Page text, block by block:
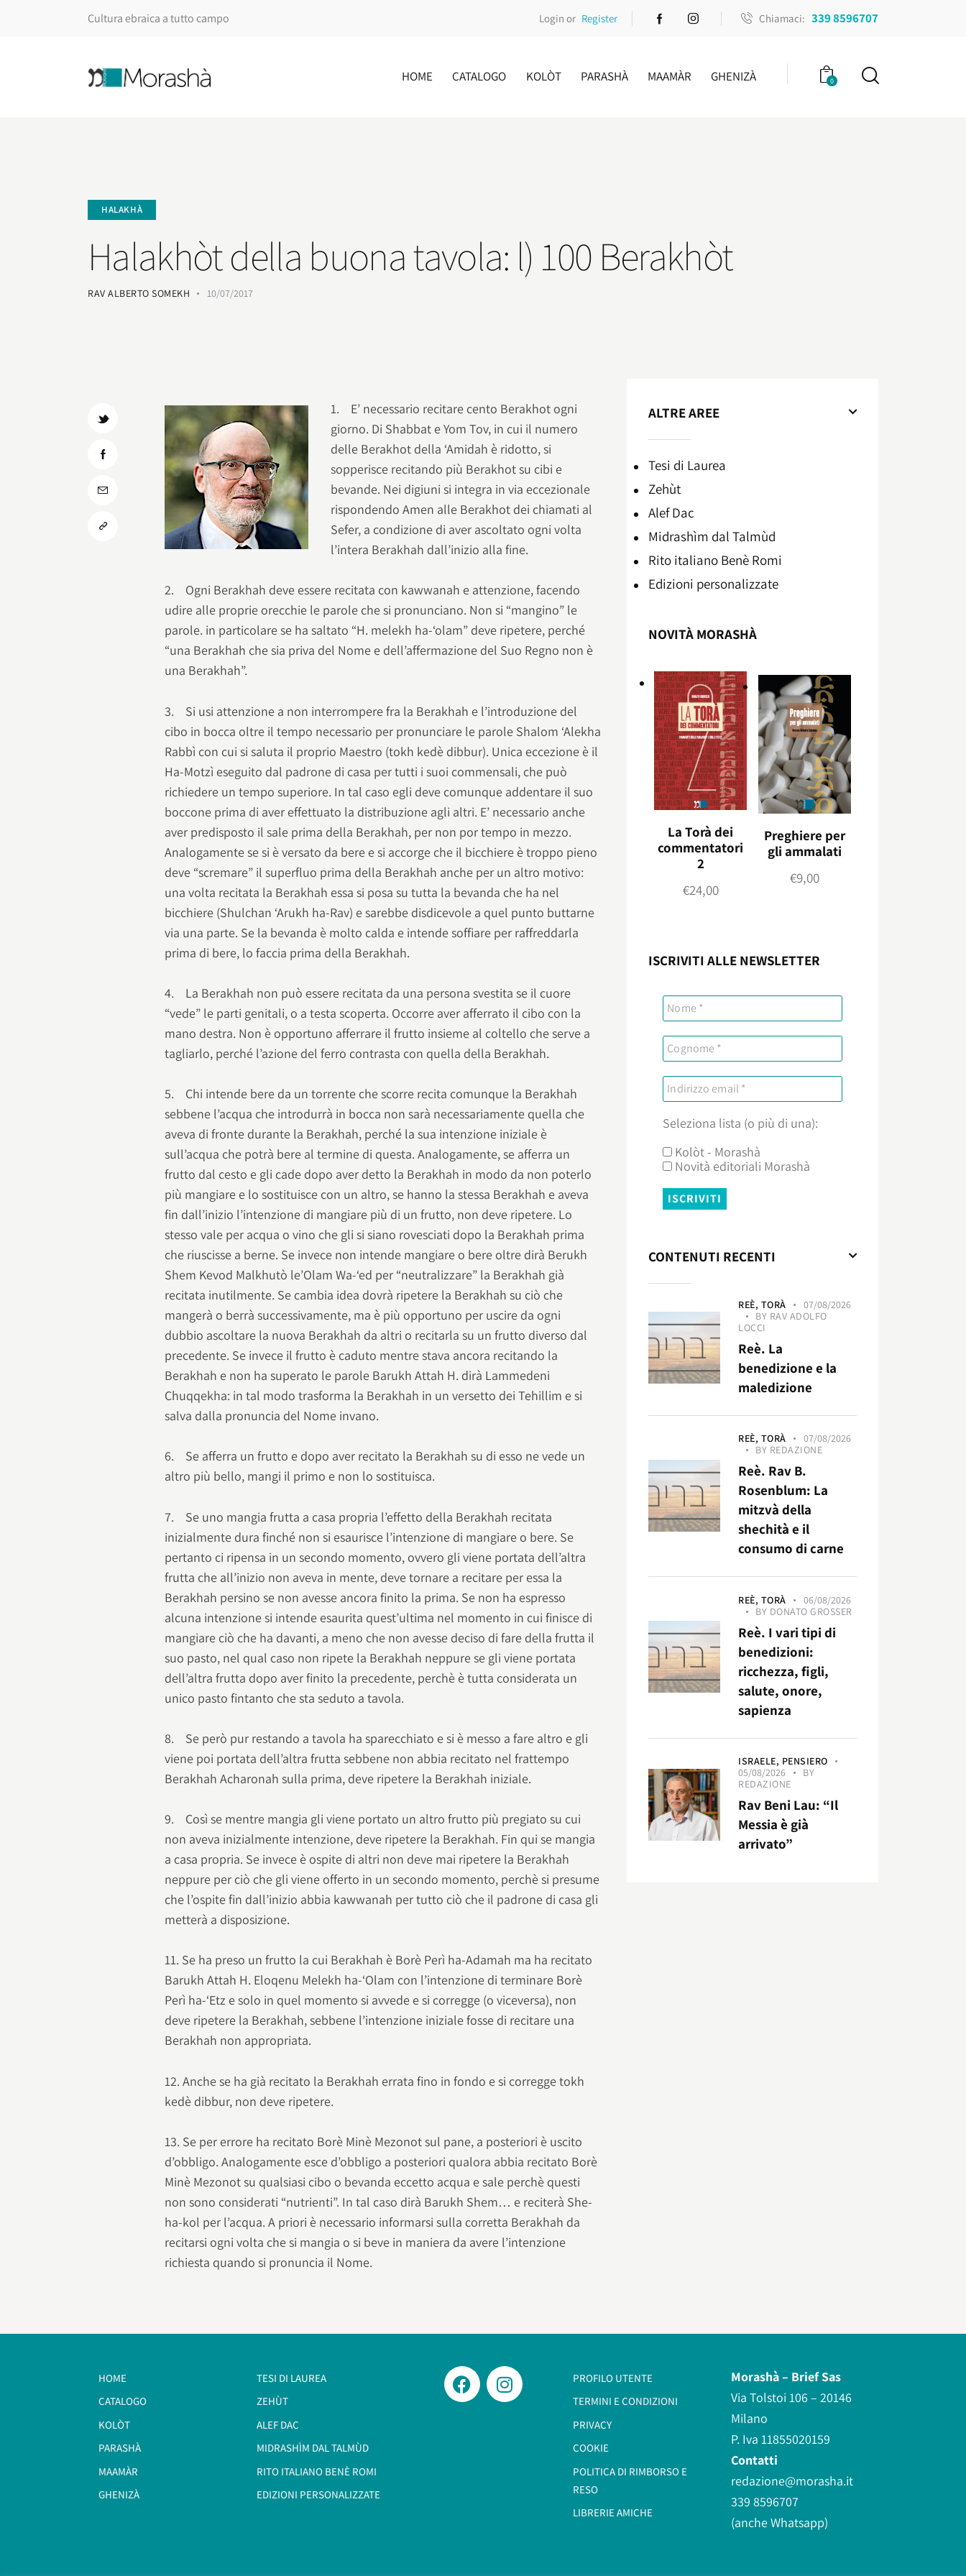
Cultura ebraica a tutto campo Login or Register Chiamaci: 339 8596707
HOME CATALOGO KOLÒT PARASHÀ MAAMÀR GHENIZÀ 0
HALAKHÀ
Halakhòt della buona tavola: l) 100 Berakhòt
RAV ALBERTO SOMEKH 10/07/2017
1. E’ necessario recitare cento Berakhot ogni
giorno. Di Shabbat e Yom Tov, in cui il numero
delle Berakhot della ‘Amidah è ridotto, si
sopperisce recitando più Berakhot su cibi e
bevande. Nei digiuni si integra in via eccezionale
rispondendo Amen alle Berakhot dei chiamati al
Sefer, a condizione di aver ascoltato ogni volta
l’intera Berakhah dall’inizio alla fine.
2. Ogni Berakhah deve essere recitata con kawwanah e attenzione, facendo
udire alle proprie orecchie le parole che si pronunciano. Non si “mangino” le
parole. in particolare se ha saltato “H. melekh ha-‘olam” deve ripetere, perché
“una Berakhah che sia priva del Nome e dell’affermazione del Suo Regno non è
una Berakhah”.
3. Si usi attenzione a non interrompere fra la Berakhah e l’introduzione del
cibo in bocca oltre il tempo necessario per pronunciare le parole Shalom ‘Alekha
Rabbì con cui si saluta il proprio Maestro (tokh kedè dibbur). Unica eccezione è il
Ha-Motzì eseguito dal padrone di casa per tutti i suoi commensali, che può
richiedere un tempo superiore. In tal caso egli deve comunque addentare il suo
boccone prima di aver effettuato la distribuzione agli altri. E’ necessario anche
aver predisposto il sale prima della Berakhah, per non por tempo in mezzo.
Analogamente se si è versato da bere e si accorge che il bicchiere è troppo pieno
deve “scremare” il superfluo prima della Berakhah anche per un altro motivo:
una volta recitata la Berakhah essa si posa su tutta la bevanda che ha nel
bicchiere (Shulchan ‘Arukh ha-Rav) e sarebbe disdicevole a quel punto buttarne
via una parte. Se la bevanda è molto calda e intende soffiare per raffreddarla
prima di bere, lo faccia prima della Berakhah.
4. La Berakhah non può essere recitata da una persona svestita se il cuore
“vede” le parti genitali, o a testa scoperta. Occorre aver afferrato il cibo con la
mano destra. Non è opportuno afferrare il frutto insieme al coltello che serve a
tagliarlo, perché l’azione del ferro contrasta con quella della Berakhah.
5. Chi intende bere da un torrente che scorre recita comunque la Berakhah
sebbene l’acqua che introdurrà in bocca non sarà necessariamente quella che
aveva di fronte durante la Berakhah, perché la sua intenzione iniziale è
sull’acqua che potrà bere al termine di questa. Analogamente, se afferra un
frutto dal cesto e gli cade dopo aver detto la Berakhah in modo da non poterlo
più mangiare e lo sostituisce con un altro, se hanno la stessa Berakhah e aveva
fin dall’inizio l’intenzione di mangiare più di un frutto, non deve ripetere. Lo
stesso vale per acqua o vino che gli si siano rovesciati dopo la Berakhah prima
che riuscisse a berne. Se invece non intende mangiare o bere oltre dirà Berukh
Shem Kevod Malkhutò le’Olam Wa-‘ed per “neutralizzare” la Berakhah già
recitata inutilmente. Se cambia idea dovrà ripetere la Berakhah su ciò che
mangerà o berrà successivamente, ma è più opportuno per uscire da ogni
dubbio ascoltare la nuova Berakhah da altri o recitarla su un frutto diverso dal
precedente. Se invece il frutto è caduto mentre stava ancora recitando la
Berakhah e non ha superato le parole Barukh Attah H. dirà Lammedeni
Chuqqekha: in tal modo trasforma la Berakhah in un versetto dei Tehillim e si
salva dalla pronuncia del Nome invano.
6. Se afferra un frutto e dopo aver recitato la Berakhah su di esso ne vede un
altro più bello, mangi il primo e non lo sostituisca.
7. Se uno mangia frutta a casa propria l’effetto della Berakhah recitata
inizialmente dura finché non si esaurisce l’intenzione di mangiare o bere. Se
pertanto ci ripensa in un secondo momento, ovvero gli viene portata dell’altra
frutta che all’inizio non aveva in mente, deve tornare a recitare per essa la
Berakhah persino se non avesse ancora finito la prima. Se non ha espresso
alcuna intenzione si intende esaurita quest’ultima nel momento in cui finisce di
mangiare ciò che ha davanti, a meno che non avesse deciso di fare della frutta il
suo pasto, nel qual caso non ripete la Berakhah neppure se gli viene portata
dell’altra frutta dopo aver finito la precedente, perchè è tutta considerata un
unico pasto fintanto che sta seduto a tavola.
8. Se però pur restando a tavola ha sparecchiato e si è messo a fare altro e gli
viene poi portata dell’altra frutta sebbene non abbia recitato nel frattempo
Berakhah Acharonah sulla prima, deve ripetere la Berakhah iniziale.
9. Così se mentre mangia gli viene portato un altro frutto più pregiato su cui
non aveva inizialmente intenzione, deve ripetere la Berakhah. Fin qui se mangia
a casa propria. Se invece è ospite di altri non deve mai ripetere la Berakhah
neppure per ciò che gli viene offerto in un secondo momento, perchè si presume
che l’ospite fin dall’inizio abbia kawwanah per tutto ciò che il padrone di casa gli
metterà a disposizione.
11. Se ha preso un frutto la cui Berakhah è Borè Perì ha-Adamah ma ha recitato
Barukh Attah H. Eloqenu Melekh ha-‘Olam con l’intenzione di terminare Borè
Perì ha-‘Etz e solo in quel momento si avvede e si corregge (o viceversa), non
deve ripetere la Berakhah, sebbene l’intenzione iniziale fosse di recitare una
Berakhah non appropriata.
12. Anche se ha già recitato la Berakhah errata fino in fondo e si corregge tokh
kedè dibbur, non deve ripetere.
13. Se per errore ha recitato Borè Minè Mezonot sul pane, a posteriori è uscito
d’obbligo. Analogamente esce d’obbligo a posteriori qualora abbia recitato Borè
Minè Mezonot su qualsiasi cibo o bevanda eccetto acqua e sale perchè questi
non sono considerati “nutrienti”. In tal caso dirà Barukh Shem… e reciterà She-
ha-kol per l’acqua. A priori è necessario informarsi sulla corretta Berakhah da
recitarsi ogni volta che si mangia o si beve in maniera da avere l’intenzione
richiesta quando si pronuncia il Nome.
ALTRE AREE
Tesi di Laurea
Zehùt
Alef Dac
Midrashìm dal Talmùd
Rito italiano Benè Romi​
Edizioni personalizzate
NOVITÀ MORASHÀ
La Torà dei
commentatori
2
€24,00
Preghiere per
gli ammalati
€9,00
ISCRIVITI ALLE NEWSLETTER
Seleziona lista (o più di una):
Kolòt - Morashà
Novità editoriali Morashà
CONTENUTI RECENTI
REÈ, TORÀ
07/08/2026
BY RAV ADOLFO
LOCCI
Reè. La
benedizione e la
maledizione
REÈ, TORÀ
07/08/2026
BY REDAZIONE
Reè. Rav B.
Rosenblum: La
mitzvà della
shechità e il
consumo di carne
REÈ, TORÀ
06/08/2026
BY DONATO GROSSER
Reè. I vari tipi di
benedizioni:
ricchezza, figli,
salute, onore,
sapienza
ISRAELE, PENSIERO
05/08/2026
BY
REDAZIONE
Rav Beni Lau: “Il
Messia è già
arrivato”
HOME
CATALOGO
KOLÒT
PARASHÀ
MAAMÀR
GHENIZÀ
TESI DI LAUREA
ZEHÙT
ALEF DAC
MIDRASHÌM DAL TALMÙD
RITO ITALIANO BENÈ ROMI​
EDIZIONI PERSONALIZZATE
PROFILO UTENTE
TERMINI E CONDIZIONI
PRIVACY
COOKIE
POLITICA DI RIMBORSO E
RESO
LIBRERIE AMICHE
Morashà – Brief Sas
Via Tolstoi 106 – 20146
Milano
P. Iva 11855020159
Contatti
redazione@morasha.it
339 8596707
(anche Whatsapp)